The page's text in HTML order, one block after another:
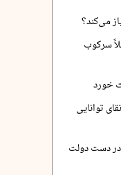
می‌کند؟
سرکوب
خورد
توانایی
در دست دولت